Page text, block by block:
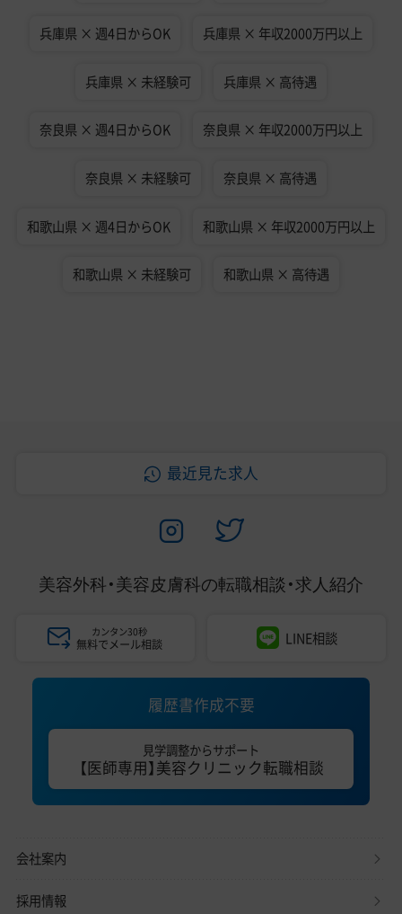
兵庫県 × 週4日からOK 兵庫県 × 年収2000万円以上
兵庫県 × 未経験可 兵庫県 × 高待遇
奈良県 × 週4日からOK 奈良県 × 年収2000万円以上
奈良県 × 未経験可 奈良県 × 高待遇
和歌山県 × 週4日からOK 和歌山県 × 年収2000万円以上
和歌山県 × 未経験可 和歌山県 × 高待遇
最近見た求人
美容外科・美容皮膚科の転職相談・求人紹介
カンタン30秒
無料でメール相談 LINE相談
履歴書作成不要
見学調整からサポート
【医師専用】美容クリニック転職相談
会社案内
採用情報